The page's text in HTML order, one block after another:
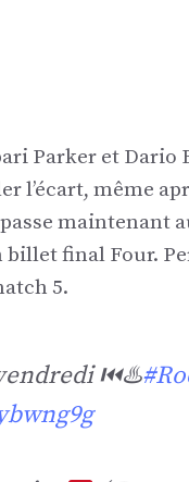
Parker et
l’écart, même
maintenant
final Four.
5.
vendredi ⏮️♨️